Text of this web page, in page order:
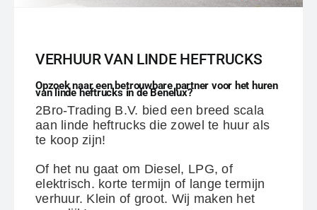
VERHUUR VAN LINDE HEFTRUCKS
Opzoek naar een betrouwbare partner voor het huren
van linde heftrucks in de Benelux?
2Bro-Trading B.V. bied een breed scala
aan linde heftrucks die zowel te huur als
te koop zijn!
Of het nu gaat om Diesel, LPG, of
elektrisch. korte termijn of lange termijn
verhuur. Klein of groot. Wij maken het